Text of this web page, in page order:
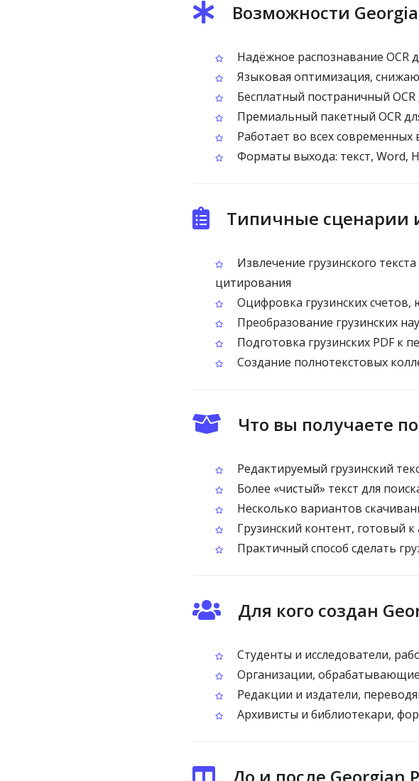
Возможности
Надёжное распознавание OCR
Языковая оптимизация,
Бесплатный постраничный OCR
Премиальный пакетный OCR
Работает во всех современных
Форматы выхода: текст, Word,
Типичные сценарии
Извлечение грузинского
цитирования
Оцифровка грузинских
Преобразование грузинских
Подготовка грузинских PDF к
Создание полнотекстовых
Что вы получаете
Редактируемый грузинский
Более «чистый» текст для
Несколько вариантов
Грузинский контент, готовый
Практичный способ сделать
Для кого создан
Студенты и исследователи,
Организации,
Редакции и издатели,
Архивисты и библиотекари,